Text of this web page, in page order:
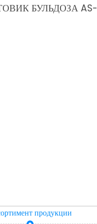
БУЛЬДОЗА AS-
продукции